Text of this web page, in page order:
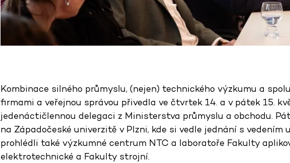
Kombinace silného průmyslu, (nejen) technického výzkumu a
firmami a veřejnou správou přivedla ve čtvrtek 14. a v pátek 15.
jedenáctičlennou delegaci z Ministerstva průmyslu a obchodu.
na Západočeské univerzitě v Plzni, kde si vedle jednání s
prohlédli také výzkumné centrum NTC a laboratoře Fakulty
elektrotechnické a Fakulty strojní.